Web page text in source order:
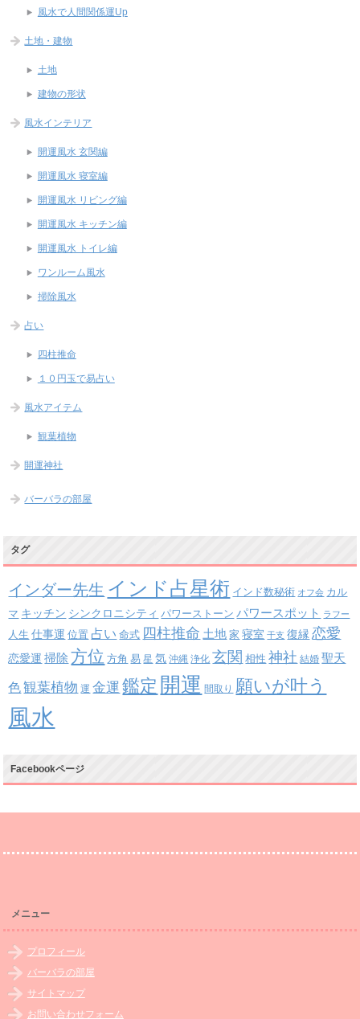
風水で人間関係運Up
土地・建物
土地
建物の形状
風水インテリア
開運風水 玄関編
開運風水 寝室編
開運風水 リビング編
開運風水 キッチン編
開運風水 トイレ編
ワンルーム風水
掃除風水
占い
四柱推命
１０円玉で易占い
風水アイテム
観葉植物
開運神社
バーバラの部屋
タグ
インダー先生 インド占星術 インド数秘術 オフ会 カル
マ キッチン シンクロニシティ パワーストーン パワースポット ラフー
人生 仕事運 位置 占い 命式 四柱推命 土地 家 寝室 干支 復縁 恋愛
恋愛運 掃除 方位 方角 易 星 気 沖縄 浄化 玄関 相性 神社 結婚 聖天
色 観葉植物 運 金運 鑑定 開運 間取り 願いが叶う
風水
Facebookページ
メニュー
プロフィール
バーバラの部屋
サイトマップ
お問い合わせフォーム